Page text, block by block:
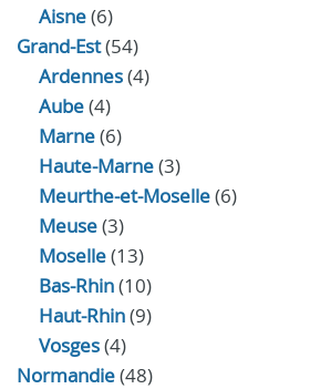
Aisne(6)
Grand-Est(54)
Ardennes(4)
Aube(4)
Marne(6)
Haute-Marne(3)
Meurthe-et-Moselle(6)
Meuse(3)
Moselle(13)
Bas-Rhin(10)
Haut-Rhin(9)
Vosges(4)
Normandie(48)